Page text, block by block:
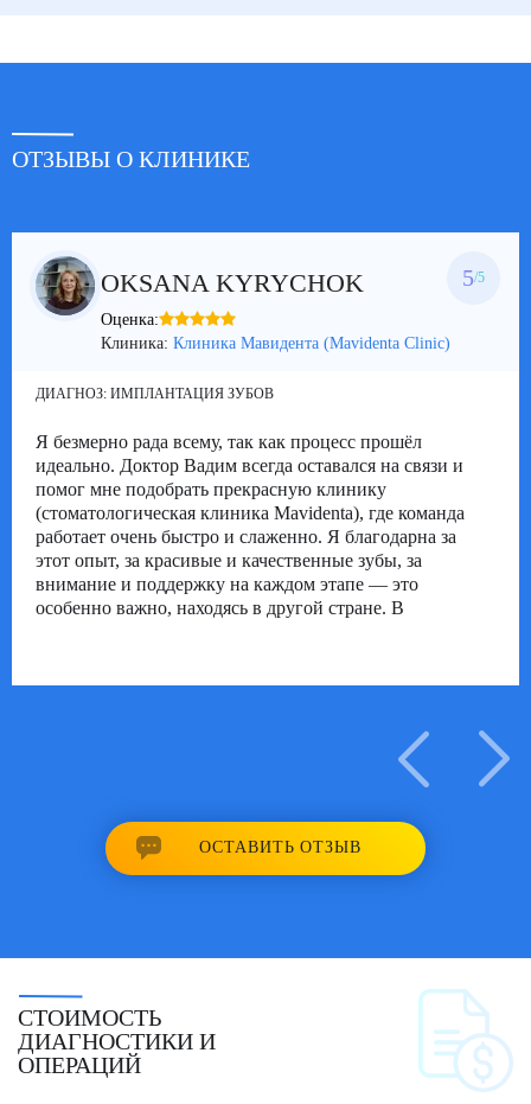
ОТЗЫВЫ О КЛИНИКЕ
OKSANA KYRYCHOK 5/5
Оценка:
Клиника: Клиника Мавидента (Mavidenta Clinic)
ДИАГНОЗ: ИМПЛАНТАЦИЯ ЗУБОВ
Я безмерно рада всему, так как процесс прошёл
идеально. Доктор Вадим всегда оставался на связи и
помог мне подобрать прекрасную клинику
(стоматологическая клиника Mavidenta), где команда
работает очень быстро и слаженно. Я благодарна за
этот опыт, за красивые и качественные зубы, за
внимание и поддержку на каждом этапе — это
особенно важно, находясь в другой стране. В
профессионализмом и заботой доктора Вадима.
Отзыв опубликовано в профиле Experts Medical на
Trustpilot.
ОСТАВИТЬ ОТЗЫВ
СТОИМОСТЬ
ДИАГНОСТИКИ И
ОПЕРАЦИЙ